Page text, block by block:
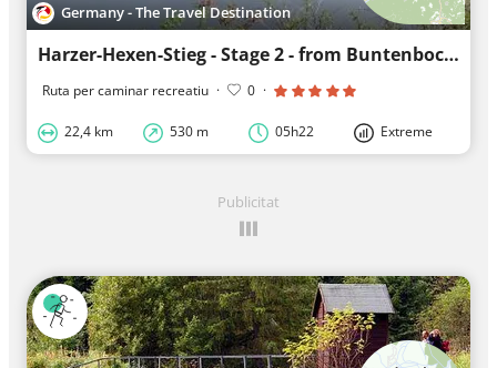
Germany - The Travel Destination
Harzer-Hexen-Stieg - Stage 2 - from Buntenbock to Torfhaus
Ruta per caminar recreatiu · 0 ·
22,4 km 530 m 05h22 Extreme
Publicitat